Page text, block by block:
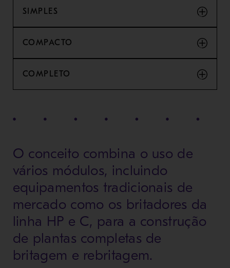
SIMPLES
COMPACTO
COMPLETO
O conceito combina o uso de
vários módulos, incluindo
equipamentos tradicionais de
mercado como os britadores da
linha HP e C, para a construção
de plantas completas de
britagem e rebritagem.